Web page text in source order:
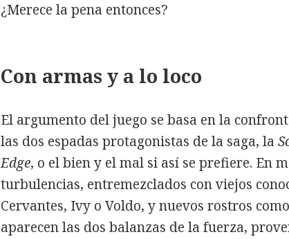
¿Merece la pena entonces?
Con armas y a lo loco
El argumento del juego se basa en la
las dos espadas protagonistas de la saga, la
Edge, o el bien y el mal si así se prefiere. En
turbulencias, entremezclados con viejos
Cervantes, Ivy o Voldo, y nuevos rostros
aparecen las dos balanzas de la fuerza,